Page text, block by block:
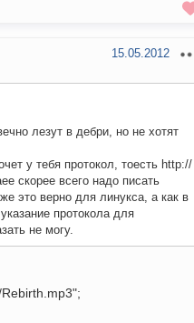
15.05.2012
лезут в дебри, но не хотят
у тебя протокол, тоесть http://
скорее всего надо писать
это верно для линукса, а как в
протокола для
не могу.